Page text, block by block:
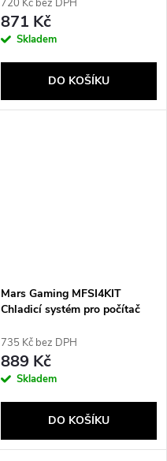
720 Kč bez DPH
871 Kč
Skladem
DO KOŠÍKU
Mars Gaming MFSI4KIT
Chladicí systém pro počítač
cm Černá
735 Kč bez DPH
889 Kč
Skladem
DO KOŠÍKU